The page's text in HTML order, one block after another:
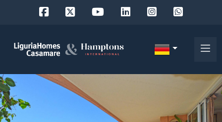
EN
FR
DE
Wo
suchen